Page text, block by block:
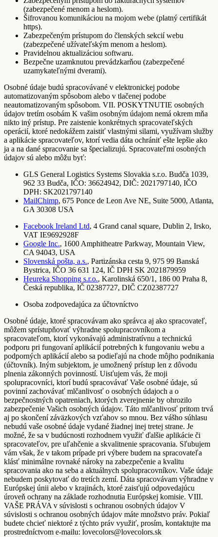
(zabezpečené menom a heslom).
Šifrovanou komunikáciou na mojom webe (platný certifikát
https).
Zabezpečeným prístupom do členských sekcií webu
(zabezpečené užívateľským menom a heslom).
Pravidelnou aktualizáciou softwaru.
Bezpečne uzamknutou prevádzkarňou (zabezpečené
uzamykateľnými dverami).
Osobné údaje budú spracovávané v elektronickej podobe
automatizovaným spôsobom alebo v tlačenej podobe
neautomatizovaným spôsobom. VII. POSKYTNUTIE osobných
údajov tretím osobám K vašim osobným údajom nemá okrem mňa
nikto iný prístup. Pre zaistenie konkrétnych spracovateľských
operácií, ktoré nedokážem zaistiť vlastnými silami, využívam služby
a aplikácie spracovateľov, ktorí vedia dáta ochrániť ešte lepšie ako
ja a na dané spracovanie sa špecializujú. Spracovateľmi osobných
údajov sú alebo môžu byť:
GLS General Logistics Systems Slovakia s.r.o. Budča 1039,
962 33 Budča, IČO: 36624942, DIČ: 2021797140, IČO
DPH: SK2021797140
MailChimp, 675 Ponce de Leon Ave NE, Suite 5000, Atlanta,
GA 30308 USA
Facebook Ireland Ltd, 4 Grand canal square, Dublin 2, Irsko,
VAT IE9692928F
Google Inc., 1600 Amphitheatre Parkway, Mountain View,
CA 94043, USA
Slovenská pošta, a.s., Partizánska cesta 9, 975 99 Banská
Bystrica, IČO 36 631 124, IČ DPH SK 2021879959
Heureka Shopping s.r.o., Karolinská 650/1, 186 00 Praha 8,
Česká republika, IČ 02387727, DIČ CZ02387727
Osoba zodpovedajúca za účtovníctvo
Osobné údaje, ktoré spracovávam ako správca aj ako spracovateľ,
môžem sprístupňovať výhradne spolupracovníkom a
spracovateľom, ktorí vykonávajú administratívnu a technickú
podporu pri fungovaní aplikácií potrebných k fungovaniu webu a
podporných aplikácií alebo sa podieľajú na chode môjho podnikania
(účtovník). Iným subjektom, je umožnený prístup len z dôvodu
plnenia zákonných povinností. Uisťujem vás, že moji
spolupracovníci, ktorí budú spracovávať Vaše osobné údaje, sú
povinní zachovávať mlčanlivosť o osobných údajoch a o
bezpečnostných opatreniach, ktorých zverejnenie by ohrozilo
zabezpečenie Vašich osobných údajov. Táto mlčanlivosť pritom trvá
aj po skončení záväzkových vzťahov so mnou. Bez vášho súhlasu
nebudú vaše osobné údaje vydané žiadnej inej tretej strane. Je
možné, že sa v budúcnosti rozhodnem využiť ďalšie aplikácie či
spracovateľov, pre uľahčenie a skvalitnenie spracovania. Sľubujem
vám však, že v takom prípade pri výbere budem na spracovateľa
klásť minimálne rovnaké nároky na zabezpečenie a kvalitu
spracovania ako na seba a aktuálnych spolupracovníkov. Vaše údaje
nebudem poskytovať do tretích zemí. Dáta spracovávam výhradne v
Európskej únii alebo v krajinách, ktoré zaisťujú odpovedajúcu
úroveň ochrany na základe rozhodnutia Európskej komisie. VIII.
VAŠE PRÁVA v súvislosti s ochranou osobných údajov V
súvislosti s ochranou osobných údajov máte množstvo práv. Pokiaľ
budete chcieť niektoré z týchto práv využiť, prosím, kontaktujte ma
prostredníctvom e-mailu: lovecolors@lovecolors.sk